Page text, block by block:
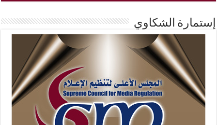
إستمارة الشكاوي